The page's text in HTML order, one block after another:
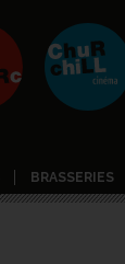
BRASSERIES